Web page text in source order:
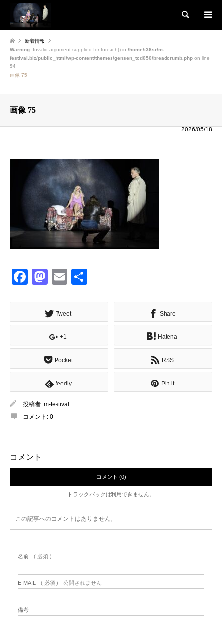
検索
新着情報
Warning: Invalid argument supplied for foreach() in /home/i36sr/m-
festival.biz/public_html/wp-content/themes/gensen_tcd050/breadcrumb.php on line
94
画像 75
画像 75
2026/05/18
Facebook
Mastodon
Email
Tweet Share
+1 Hatena
Pocket RSS
feedly Pin it
投稿者: m-festival
コメント: 0
コメント
コメント (0)
トラックバックは利用できません。
この記事へのコメントはありません。
名前 ( 必須 )
E-MAIL ( 必須 ) - 公開されません -
備考